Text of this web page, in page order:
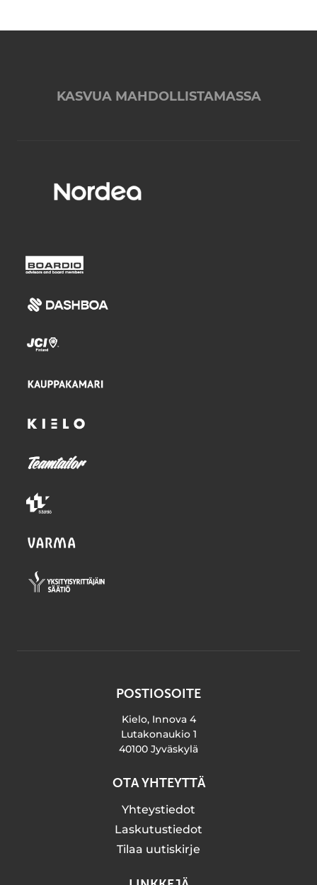
KASVUA MAHDOLLISTAMASSA
POSTIOSOITE
Kielo, Innova 4
Lutakonaukio 1
40100 Jyväskylä
OTA YHTEYTTÄ
Yhteystiedot
Laskutustiedot
Tilaa uutiskirje